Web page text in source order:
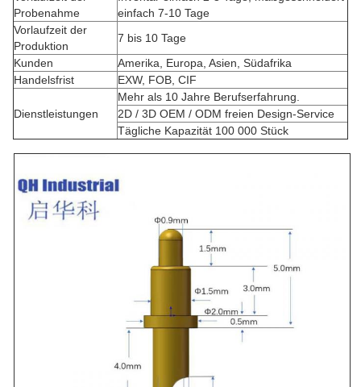
Probenahme
einfach 7-10 Tage
Vorlaufzeit der
Produktion
7 bis 10 Tage
Kunden
Amerika, Europa, Asien, Südafrika
Handelsfrist
EXW, FOB, CIF
Dienstleistungen
Mehr als 10 Jahre Berufserfahrung.
2D / 3D OEM / ODM freien Design-Service
Tägliche Kapazität 100 000 Stück